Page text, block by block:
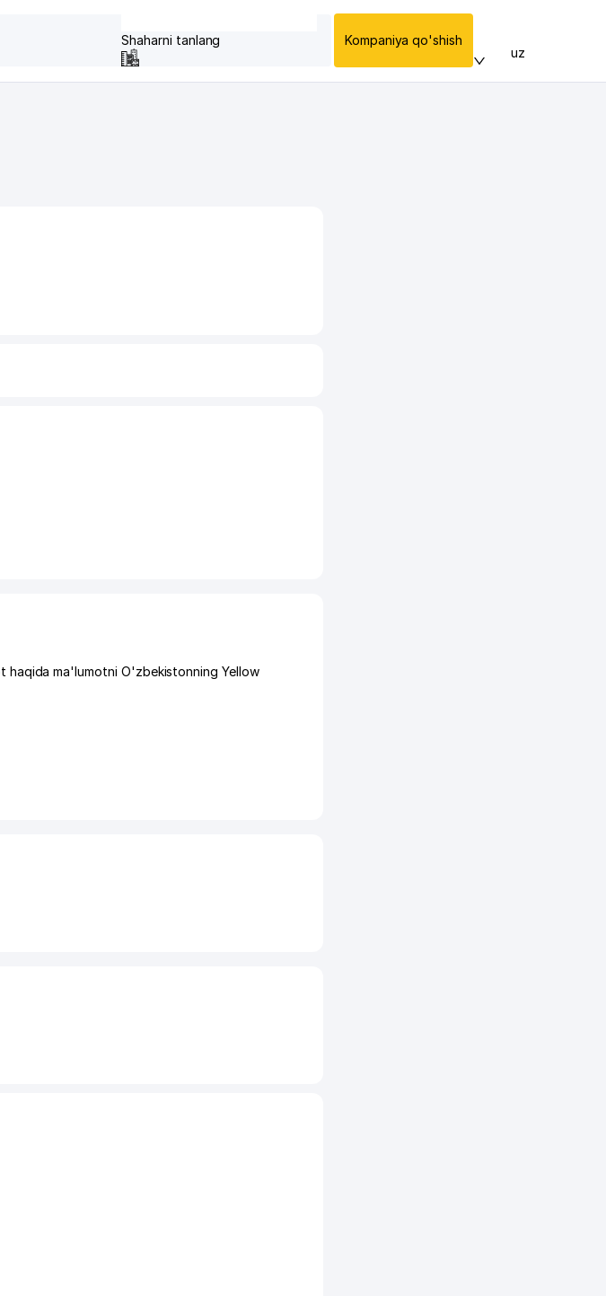
Shaharni tanlang Kompaniya qo'shish
uz
haqida ma'lumotni O'zbekistonning Yellow